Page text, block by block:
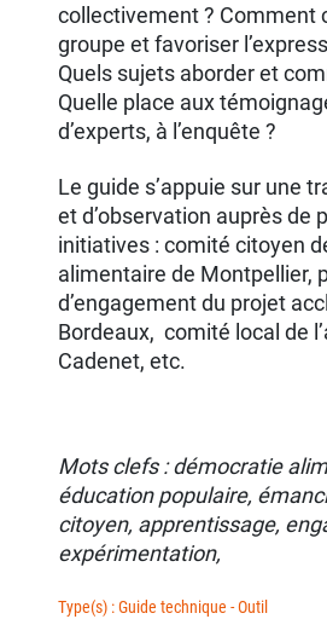
collectivement ? Comment
groupe et favoriser
Quels sujets aborder et
Quelle place aux
d’experts, à l’enquête ?
Le guide s’appuie sur une
et d’observation auprès de
initiatives : comité citoyen
alimentaire de Montpellier,
d’engagement du projet
Bordeaux, comité local de
Cadenet, etc.
Mots clefs : démocratie
éducation populaire,
citoyen, apprentissage,
expérimentation,
Type(s) : Guide technique - Outil